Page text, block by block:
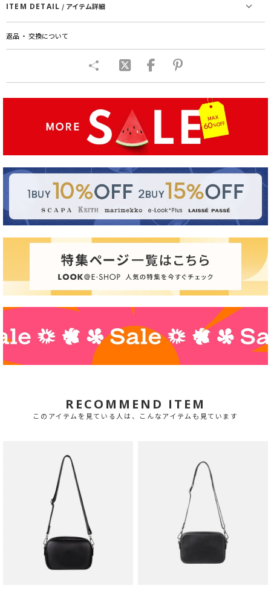
ITEM DETAIL / アイテム詳細
返品 ・ 交換について
RECOMMEND ITEM
このアイテムを見ている人は、こんなアイテムも見ています